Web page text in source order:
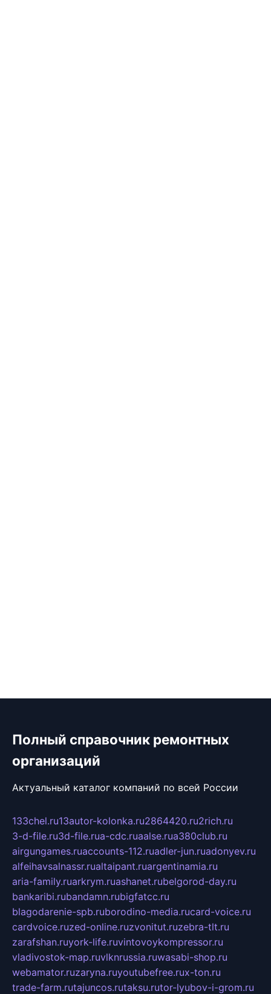
Полный справочник ремонтных
организаций
Актуальный каталог компаний по всей России
133chel.ru13autor-kolonka.ru2864420.ru2rich.ru
3-d-file.ru3d-file.rua-cdc.ruaalse.rua380club.ru
airgungames.ruaccounts-112.ruadler-jun.ruadonyev.ru
alfeihavsalnassr.rualtaipant.ruargentinamia.ru
aria-family.ruarkrym.ruashanet.rubelgorod-day.ru
bankaribi.rubandamn.rubigfatcc.ru
blagodarenie-spb.ruborodino-media.rucard-voice.ru
cardvoice.ruzed-online.ruzvonitut.ruzebra-tlt.ru
zarafshan.ruyork-life.ruvintovoykompressor.ru
vladivostok-map.ruvlknrussia.ruwasabi-shop.ru
webamator.ruzaryna.ruyoutubefree.rux-ton.ru
trade-farm.rutajuncos.rutaksu.rutor-lyubov-i-grom.ru